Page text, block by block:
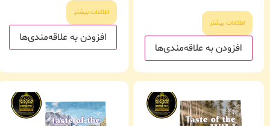
اطلاعات بیشتر
افزودن به علاقه‌مندی‌ها
اطلاعات بیشتر
افزودن به علاقه‌مندی‌ها